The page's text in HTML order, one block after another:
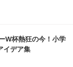
W杯熱狂の今！小学
イデア集